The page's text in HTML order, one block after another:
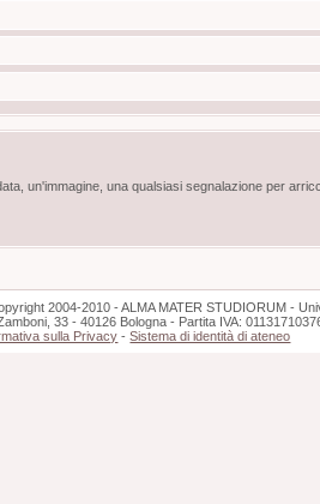
un'immagine, una qualsiasi segnalazione per
2004-2010 - ALMA MATER STUDIORUM -
33 - 40126 Bologna - Partita IVA:
sulla Privacy -Sistema di identità di ateneo